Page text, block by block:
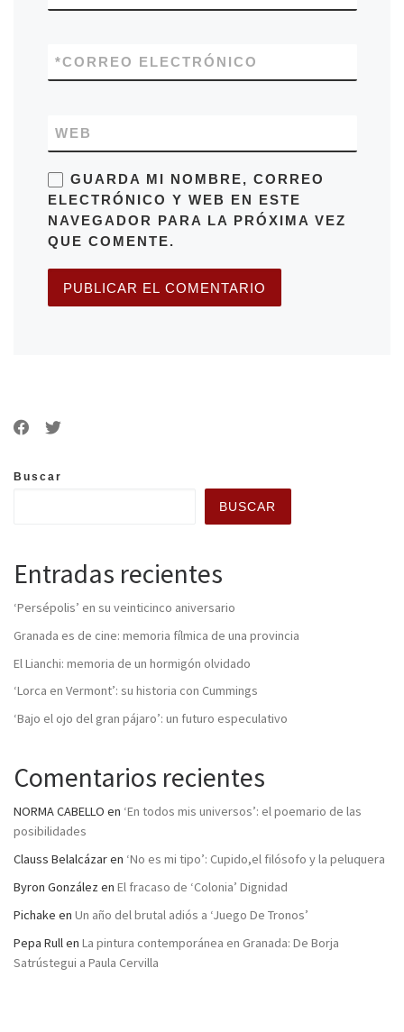
CORREO ELECTRÓNICO
*
WEB
GUARDA MI NOMBRE, CORREO
ELECTRÓNICO Y WEB EN ESTE
NAVEGADOR PARA LA PRÓXIMA VEZ
QUE COMENTE.
Buscar
BUSCAR
Entradas recientes
‘Persépolis’ en su veinticinco aniversario
Granada es de cine: memoria fílmica de una provincia
El Lianchi: memoria de un hormigón olvidado
‘Lorca en Vermont’: su historia con Cummings
‘Bajo el ojo del gran pájaro’: un futuro especulativo
Comentarios recientes
NORMA CABELLO en ‘En todos mis universos’: el poemario de las
posibilidades
Clauss Belalcázaren ‘No es mi tipo’: Cupido,el filósofo y la peluquera
Byron González en El fracaso de ‘Colonia’ Dignidad
Pichake en Un año del brutal adiós a ‘Juego De Tronos’
Pepa Rullen La pintura contemporánea en Granada: De Borja
Satrústegui a Paula Cervilla